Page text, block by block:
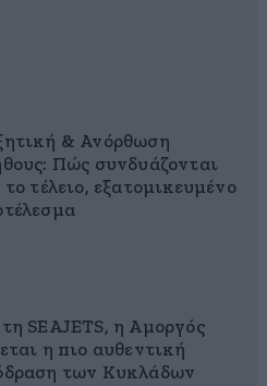
& Ανόρθωση
Πώς συνδυάζονται
το τέλειο, εξατομικευμένο
SEAJETS, η Αμοργός
η πιο αυθεντική
των Κυκλάδων